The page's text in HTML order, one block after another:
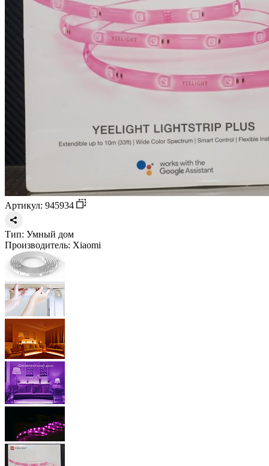
Артикул: 945934
Тип: Умный дом
Производитель: Xiaomi